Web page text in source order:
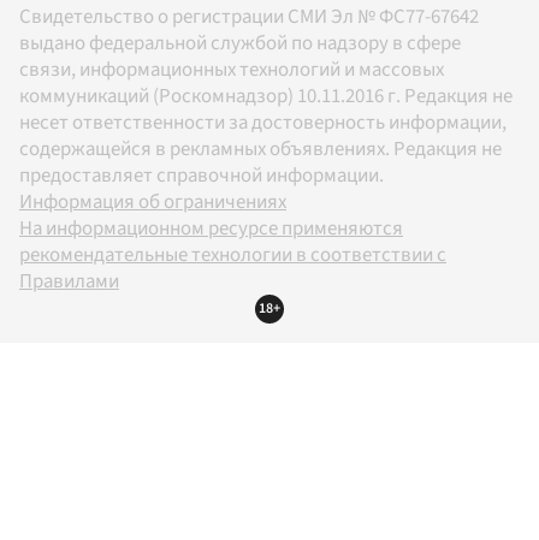
Свидетельство о регистрации СМИ Эл № ФС77-67642
выдано федеральной службой по надзору в сфере
связи, информационных технологий и массовых
коммуникаций (Роскомнадзор) 10.11.2016 г. Редакция не
несет ответственности за достоверность информации,
содержащейся в рекламных объявлениях. Редакция не
предоставляет справочной информации.
Информация об ограничениях
На информационном ресурсе применяются
рекомендательные технологии в соответствии с
Правилами
18+